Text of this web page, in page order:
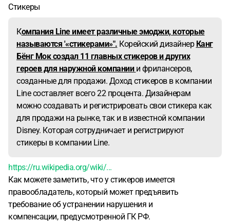
Стикеры
Компания Line имеет различные эмоджи, которые
называются '«стикерами»". Корейский дизайнер Канг
Бёнг Мок создал 11 главных стикеров и других
героев для наружной компании и фрилансеров,
созданные для продажи. Доход стикеров в компании
Line составляет всего 22 процента. Дизайнерам
можно создавать и регистрировать свои стикера как
для продажи на рынке, так и в известной компании
Disney. Которая сотрудничает и регистрируют
стикеры в компании Line.
https://ru.wikipedia.org/wiki/...
Как можете заметить, что у стикеров имеется
правообладатель, который может предъявить
требование об устранении нарушения и
компенсации, предусмотренной ГК РФ.